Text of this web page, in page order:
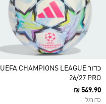
כדור UEFA CHAMPIONS LEAGUE
26/27 PRO
₪ 549.90
כדורגל